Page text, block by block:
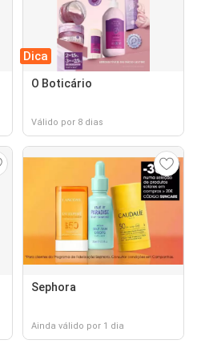
Dica
O Boticário
Válido por 8 dias
Sephora
Ainda válido por 1 dia